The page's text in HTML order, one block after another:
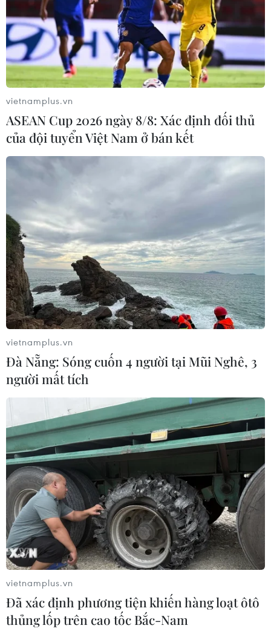
vietnamplus.vn
ASEAN Cup 2026 ngày 8/8: Xác định đối thủ
của đội tuyển Việt Nam ở bán kết
vietnamplus.vn
Đà Nẵng: Sóng cuốn 4 người tại Mũi Nghê, 3
người mất tích
vietnamplus.vn
Đã xác định phương tiện khiến hàng loạt ôtô
thủng lốp trên cao tốc Bắc-Nam